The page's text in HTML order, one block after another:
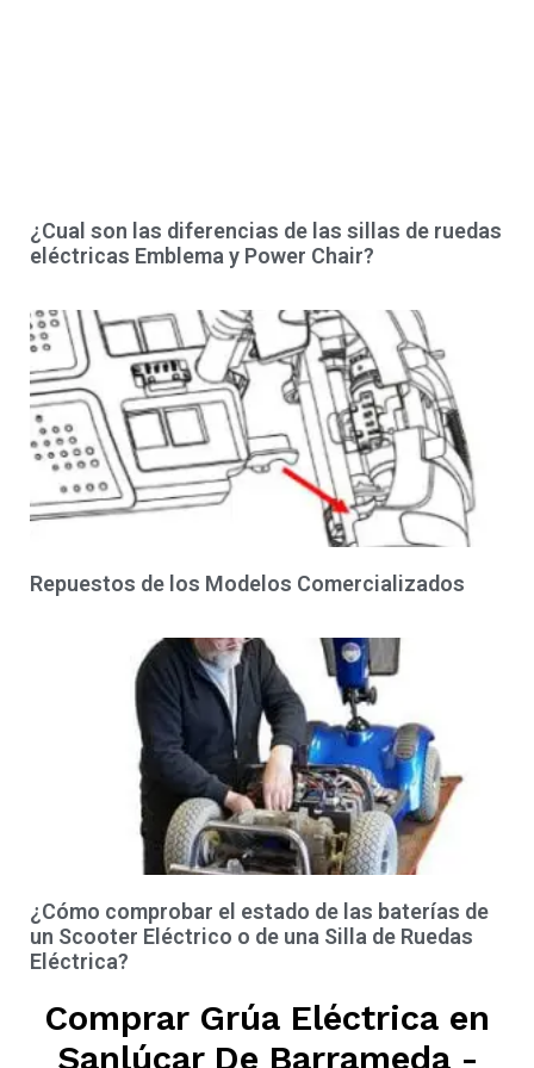
¿Cual son las diferencias de las sillas de ruedas
eléctricas Emblema y Power Chair?
Repuestos de los Modelos Comercializados
¿Cómo comprobar el estado de las baterías de
un Scooter Eléctrico o de una Silla de Ruedas
Eléctrica?
Comprar Grúa Eléctrica en
Sanlúcar De Barrameda -